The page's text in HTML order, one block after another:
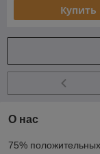
Купить
О нас
75%